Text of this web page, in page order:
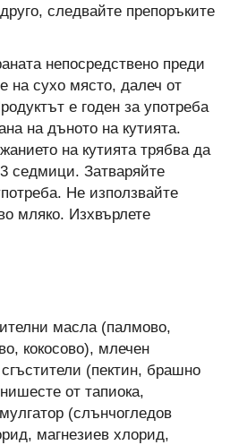
следвайте препоръките
непосредствено преди
на сухо място, далеч от
е годен за употреба
на дъното на кутията.
на кутията трябва да
седмици. Затваряйте
Не използвайте
мляко. Изхвърлете
масла (палмово,
кокосово), млечен
(пектин, брашно
от тапиока,
(слънчогледов
магнезиев хлорид,